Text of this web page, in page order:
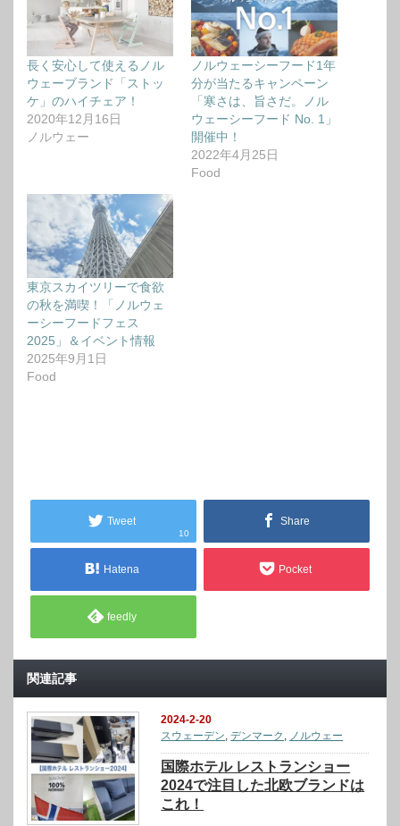
長く安心して使えるノル
ウェーブランド「ストッ
ケ」のハイチェア！
2020年12月16日
ノルウェー
ノルウェーシーフード1年
分が当たるキャンペーン
「寒さは、旨さだ。ノル
ウェーシーフード No. 1」
開催中！
2022年4月25日
Food
東京スカイツリーで食欲
の秋を満喫！「ノルウェ
ーシーフードフェス
2025」＆イベント情報
2025年9月1日
Food
Tweet
10
Share
Hatena Pocket
feedly
関連記事
2024-2-20
スウェーデン,デンマーク , ノルウェー
国際ホテル レストランショー
2024で注目した北欧ブランドは
これ！